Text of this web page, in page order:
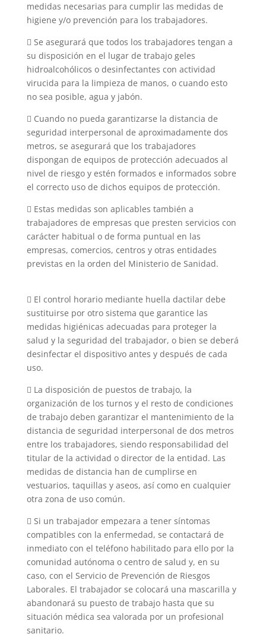
medidas necesarias para cumplir las medidas de
higiene y/o prevención para los trabajadores.
 Se asegurará que todos los trabajadores tengan a
su disposición en el lugar de trabajo geles
hidroalcohólicos o desinfectantes con actividad
virucida para la limpieza de manos, o cuando esto
no sea posible, agua y jabón.
 Cuando no pueda garantizarse la distancia de
seguridad interpersonal de aproximadamente dos
metros, se asegurará que los trabajadores
dispongan de equipos de protección adecuados al
nivel de riesgo y estén formados e informados sobre
el correcto uso de dichos equipos de protección.
 Estas medidas son aplicables también a
trabajadores de empresas que presten servicios con
carácter habitual o de forma puntual en las
empresas, comercios, centros y otras entidades
previstas en la orden del Ministerio de Sanidad.
 El control horario mediante huella dactilar debe
sustituirse por otro sistema que garantice las
medidas higiénicas adecuadas para proteger la
salud y la seguridad del trabajador, o bien se deberá
desinfectar el dispositivo antes y después de cada
uso.
 La disposición de puestos de trabajo, la
organización de los turnos y el resto de condiciones
de trabajo deben garantizar el mantenimiento de la
distancia de seguridad interpersonal de dos metros
entre los trabajadores, siendo responsabilidad del
titular de la actividad o director de la entidad. Las
medidas de distancia han de cumplirse en
vestuarios, taquillas y aseos, así como en cualquier
otra zona de uso común.
 Si un trabajador empezara a tener síntomas
compatibles con la enfermedad, se contactará de
inmediato con el teléfono habilitado para ello por la
comunidad autónoma o centro de salud y, en su
caso, con el Servicio de Prevención de Riesgos
Laborales. El trabajador se colocará una mascarilla y
abandonará su puesto de trabajo hasta que su
situación médica sea valorada por un profesional
sanitario.